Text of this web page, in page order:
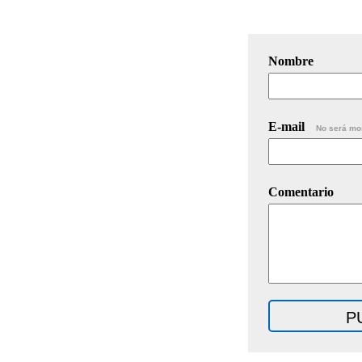
Nombre
E-mail No será
Comentario